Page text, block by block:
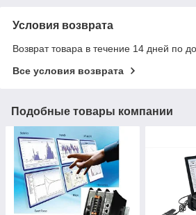
Условия возврата
Возврат товара в течение 14 дней по
Все условия возврата
Подобные товары компании